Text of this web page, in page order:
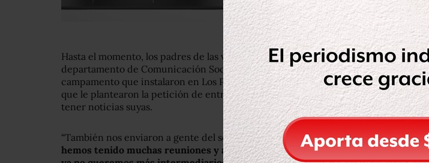
Hasta el momento, los padres de las víctimas cuentan que sólo una persona del
departamento de Comunicación Social de Presidencia se ha acercado al
campamento que instalaron en Los Pinos para ofrecerles atención, aunque desde
que le plantearon la petición de entrevistarse con el Presidente no han vuelto a
tener noticias suyas.
“También nos enviaron a gente del seguro social y de la PGR,pero con ellos ya
hemos tenido muchas reuniones y acercamientos, y no ha pasado nada. Nosotros